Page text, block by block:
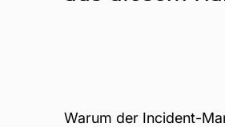
Warum der Incident-